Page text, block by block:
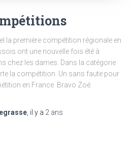
la première compétition régionale en
ont une nouvelle fois été à
chez les dames. Dans la catégorie
la compétition. Un sans faute pour
en France. Bravo Zoé.
, il y a 2 ans